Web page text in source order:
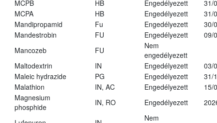
MCPB
HB Engedélyezett
31/
MCPA
HB Engedélyezett
31/
Mandipropamid
Fu Engedélyezett
30/
Mandestrobin
FU Engedélyezett
09/
Mancozeb
FU
Nem
engedélyezett
Maltodextrin
IN Engedélyezett
03/
Maleic hydrazide
PG Engedélyezett
31/
Malathion
IN, AC Engedélyezett
15/
Magnesium
phosphide
IN, RO Engedélyezett
Nem